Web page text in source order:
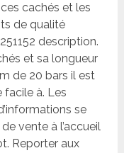
cachés et les
de qualité
description.
et sa longueur
de 20 bars il est
facile à. Les
se
vente à l’accueil
Reporter aux